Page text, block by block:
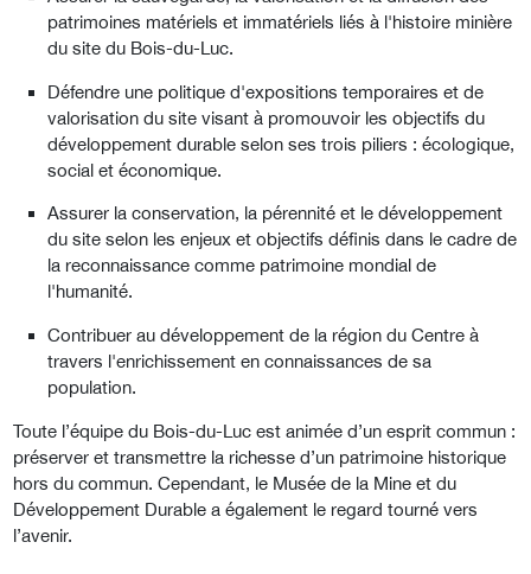
patrimoines matériels et immatériels liés à l'histoire minière
du site du Bois-du-Luc.
Défendre une politique d'expositions temporaires et de
valorisation du site visant à promouvoir les objectifs du
développement durable selon ses trois piliers : écologique,
social et économique.
Assurer la conservation, la pérennité et le développement
du site selon les enjeux et objectifs définis dans le cadre de
la reconnaissance comme patrimoine mondial de
l'humanité.
Contribuer au développement de la région du Centre à
travers l'enrichissement en connaissances de sa
population.
Toute l’équipe du Bois-du-Luc est animée d’un esprit commun :
préserver et transmettre la richesse d’un patrimoine historique
hors du commun. Cependant, le Musée de la Mine et du
Développement Durable a également le regard tourné vers
l’avenir.